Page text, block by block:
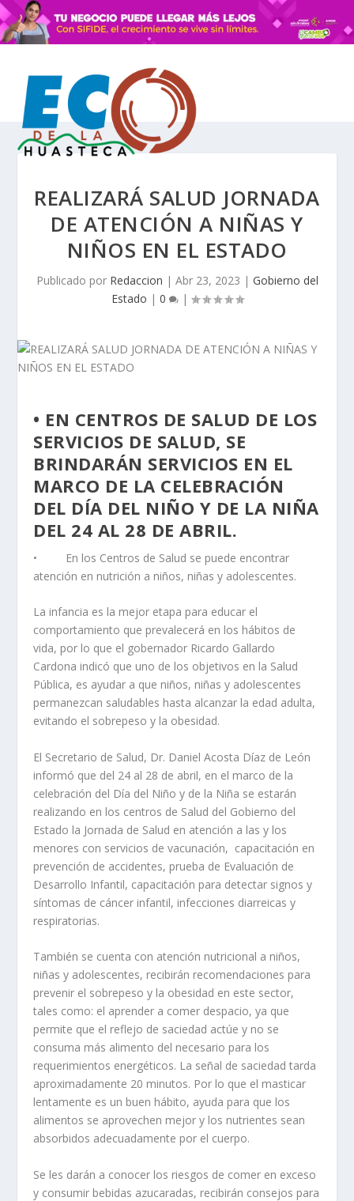
REALIZARÁ SALUD JORNADA
DE ATENCIÓN A NIÑAS Y
NIÑOS EN EL ESTADO
Publicado por Redaccion | Abr 23, 2023 | Gobierno del
Estado | 0 |
• EN CENTROS DE SALUD DE LOS
SERVICIOS DE SALUD, SE
BRINDARÁN SERVICIOS EN EL
MARCO DE LA CELEBRACIÓN
DEL DÍA DEL NIÑO Y DE LA NIÑA
DEL 24 AL 28 DE ABRIL.
• En los Centros de Salud se puede encontrar
atención en nutrición a niños, niñas y adolescentes.
La infancia es la mejor etapa para educar el
comportamiento que prevalecerá en los hábitos de
vida, por lo que el gobernador Ricardo Gallardo
Cardona indicó que uno de los objetivos en la Salud
Pública, es ayudar a que niños, niñas y adolescentes
permanezcan saludables hasta alcanzar la edad adulta,
evitando el sobrepeso y la obesidad.
El Secretario de Salud, Dr. Daniel Acosta Díaz de León
informó que del 24 al 28 de abril, en el marco de la
celebración del Día del Niño y de la Niña se estarán
realizando en los centros de Salud del Gobierno del
Estado la Jornada de Salud en atención a las y los
menores con servicios de vacunación, capacitación en
prevención de accidentes, prueba de Evaluación de
Desarrollo Infantil, capacitación para detectar signos y
síntomas de cáncer infantil, infecciones diarreicas y
respiratorias.
También se cuenta con atención nutricional a niños,
niñas y adolescentes, recibirán recomendaciones para
prevenir el sobrepeso y la obesidad en este sector,
tales como: el aprender a comer despacio, ya que
permite que el reflejo de saciedad actúe y no se
consuma más alimento del necesario para los
requerimientos energéticos. La señal de saciedad tarda
aproximadamente 20 minutos. Por lo que el masticar
lentamente es un buen hábito, ayuda para que los
alimentos se aprovechen mejor y los nutrientes sean
absorbidos adecuadamente por el cuerpo.
Se les darán a conocer los riesgos de comer en exceso
y consumir bebidas azucaradas, recibirán consejos para